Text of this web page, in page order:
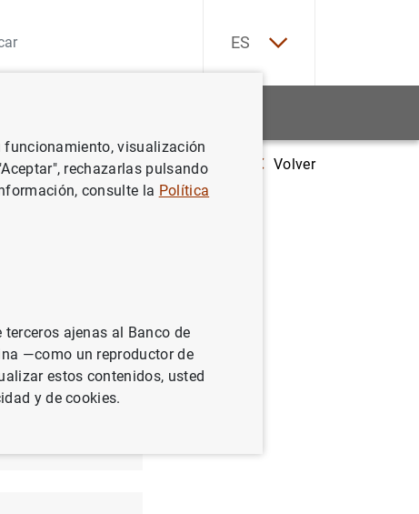
ES
Balanza de pagos de la zona del euro (septiembre de 2009)
Volver
funcionamiento, visualización
rechazarlas pulsando
consulte la Política
ajenas al Banco de
—como un reproductor de
estos contenidos, usted
y de cookies.